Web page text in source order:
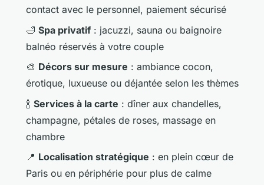
contact avec le personnel, paiement sécurisé
🛁 Spa privatif : jacuzzi, sauna ou baignoire
balnéo réservés à votre couple
🎨 Décors sur mesure : ambiance cocon,
érotique, luxueuse ou déjantée selon les thèmes
🍾 Services à la carte : dîner aux chandelles,
champagne, pétales de roses, massage en
chambre
📍 Localisation stratégique : en plein cœur de
Paris ou en périphérie pour plus de calme